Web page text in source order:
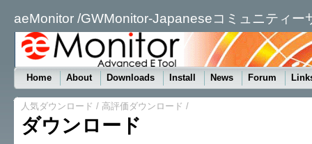
aeMonitor /GWMonitor-Japaneseコミュニティー
Home About Downloads Install News Forum
人気ダウンロード / 高評価ダウンロード /
ダウンロード